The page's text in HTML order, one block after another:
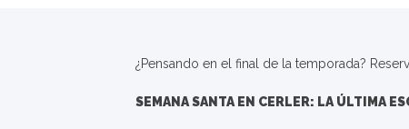
¿Pensando en el final de la temporada?
SEMANA SANTA EN CERLER: LA ÚLTIMA